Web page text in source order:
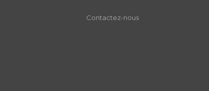
Contactez-nous